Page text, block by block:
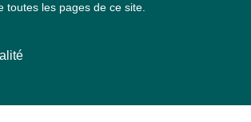
les pages de ce site.